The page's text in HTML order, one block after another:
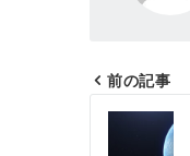
投
前の記事